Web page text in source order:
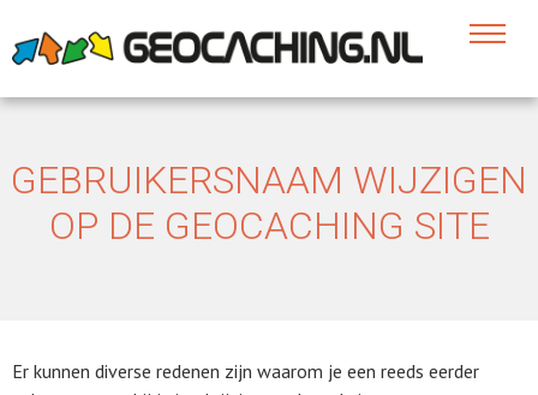
GEBRUIKERSNAAM WIJZIGEN
OP DE GEOCACHING SITE
Er kunnen diverse redenen zijn waarom je een reeds eerder